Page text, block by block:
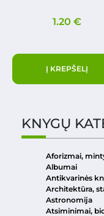
1.20€
Į KREPŠELĮ
KNYGŲ
Aforizmai,
Albumai
Antikvarinės
Architektūra,
Astronomija
Atsiminimai,